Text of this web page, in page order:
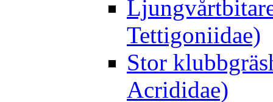
Tettigoniidae)
Stor
Acrididae)